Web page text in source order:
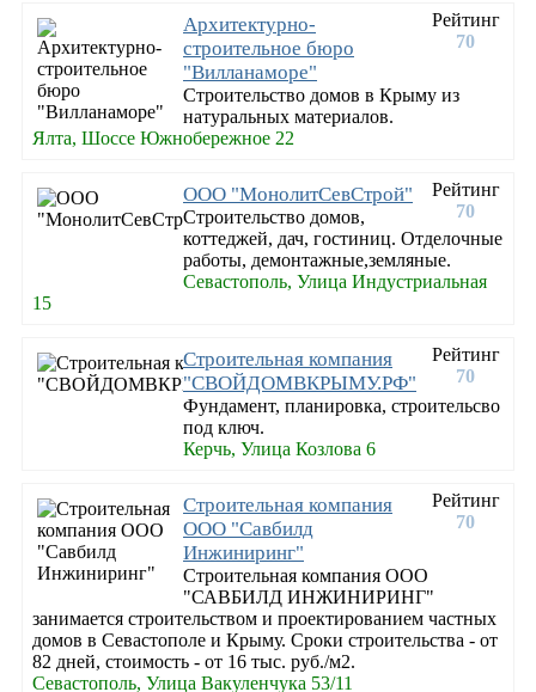
Рейтинг
70
Архитектурно-
строительное бюро
"Вилланаморе"
Строительство домов в Крыму из
натуральных материалов.
Ялта, Шоссе Южнобережное 22
Рейтинг
70
ООО "МонолитСевСтрой"
Строительство домов,
коттеджей, дач, гостиниц. Отделочные
работы, демонтажные,земляные.
Севастополь, Улица Индустриальная
15
Рейтинг
70
Строительная компания
"СВОЙДОМВКРЫМУ.РФ"
Фундамент, планировка, строительсво
под ключ.
Керчь, Улица Козлова 6
Рейтинг
70
Строительная компания
ООО "Савбилд
Инжиниринг"
Строительная компания ООО
"САВБИЛД ИНЖИНИРИНГ"
занимается строительством и проектированием частных
домов в Севастополе и Крыму. Сроки строительства - от
82 дней, стоимость - от 16 тыс. руб./м2.
Севастополь, Улица Вакуленчука 53/11